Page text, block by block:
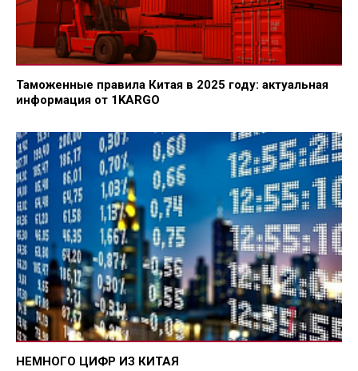
Таможенные правила Китая в 2025 году: актуальная
информация от 1KARGO
НЕМНОГО ЦИФР ИЗ КИТАЯ